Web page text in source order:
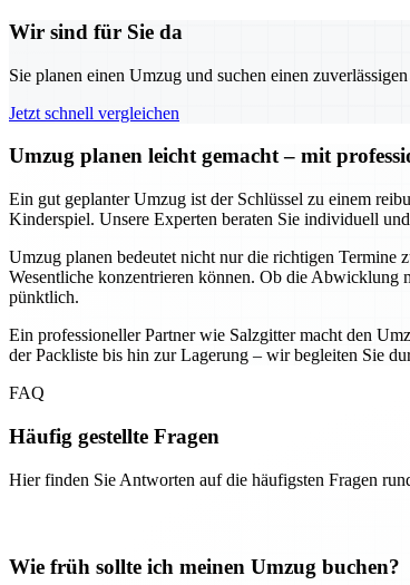
Wir sind für Sie da
Sie planen einen Umzug und suchen einen
Jetzt schnell vergleichen
Umzug planen leicht gemacht – mit
Ein gut geplanter Umzug ist der Schlüssel zu einem
Kinderspiel. Unsere Experten beraten Sie individuell
Umzug planen bedeutet nicht nur die richtigen Termine
Wesentliche konzentrieren können. Ob die Abwicklung
pünktlich.
Ein professioneller Partner wie Salzgitter macht den
der Packliste bis hin zur Lagerung – wir begleiten Sie
FAQ
Häufig gestellte Fragen
Hier finden Sie Antworten auf die häufigsten Fragen
Wie früh sollte ich meinen Umzug buchen?